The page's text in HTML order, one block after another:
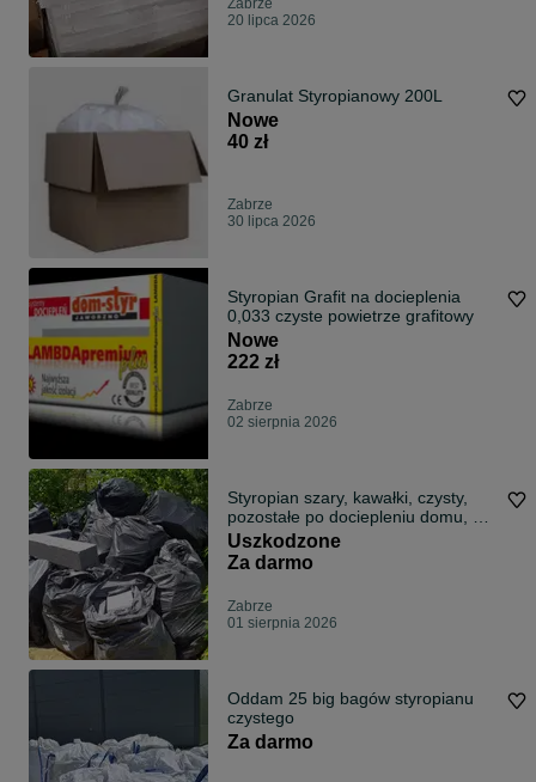
Zabrze
20 lipca 2026
Granulat Styropianowy 200L
Nowe
40 zł
Zabrze
30 lipca 2026
Styropian Grafit na docieplenia
0,033 czyste powietrze grafitowy
Nowe
222 zł
Zabrze
02 sierpnia 2026
Styropian szary, kawałki, czysty,
pozostałe po dociepleniu domu, 24
worki 100 litrowe - za darmo.
Uszkodzone
Za darmo
Zabrze
01 sierpnia 2026
Oddam 25 big bagów styropianu
czystego
Za darmo